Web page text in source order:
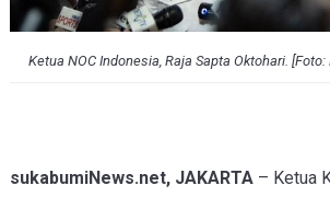
Ketua NOC Indonesia, Raja Sapta Oktohari.
sukabumiNews.net, JAKARTA– Ketua